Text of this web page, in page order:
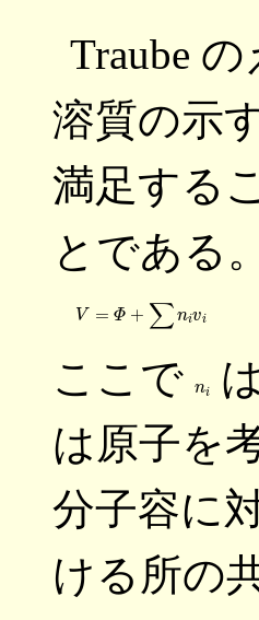
Traube
溶質の示
満足する
とである。
ここで
は原子を
分子容に
ける所の